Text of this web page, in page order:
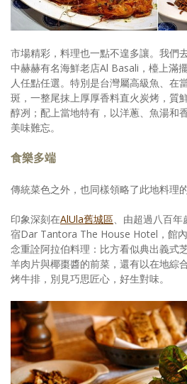
市場精彩，料理也一點不遑多讓。我們
中赫赫有名海鮮老店Al Basali，檯上滿
人任點任選。特別是台灣屬高級魚、在
斑，一整尾抹上厚厚香料直火炭烤，質
醇冽；配上當地特有，以洋蔥、魚湯和
美味難忘。
食樂多端
傳統菜色之外，也同樣領略了此地料理
印象深刻在AlUla舊城區、由超過八百年
宿Dar Tantora The House Hotel，館
念重詮阿拉伯料理：比方看似典出義式
羊肉片與椰棗醬的前菜，還有以在地綜
烤牛排，別見巧思匠心，好生對味。